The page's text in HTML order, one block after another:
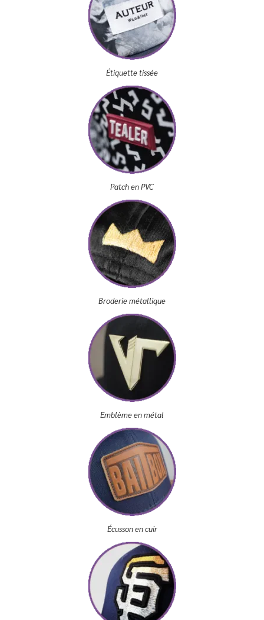
Étiquette tissée
Patch en PVC
Broderie métallique
Emblème en métal
Écusson en cuir